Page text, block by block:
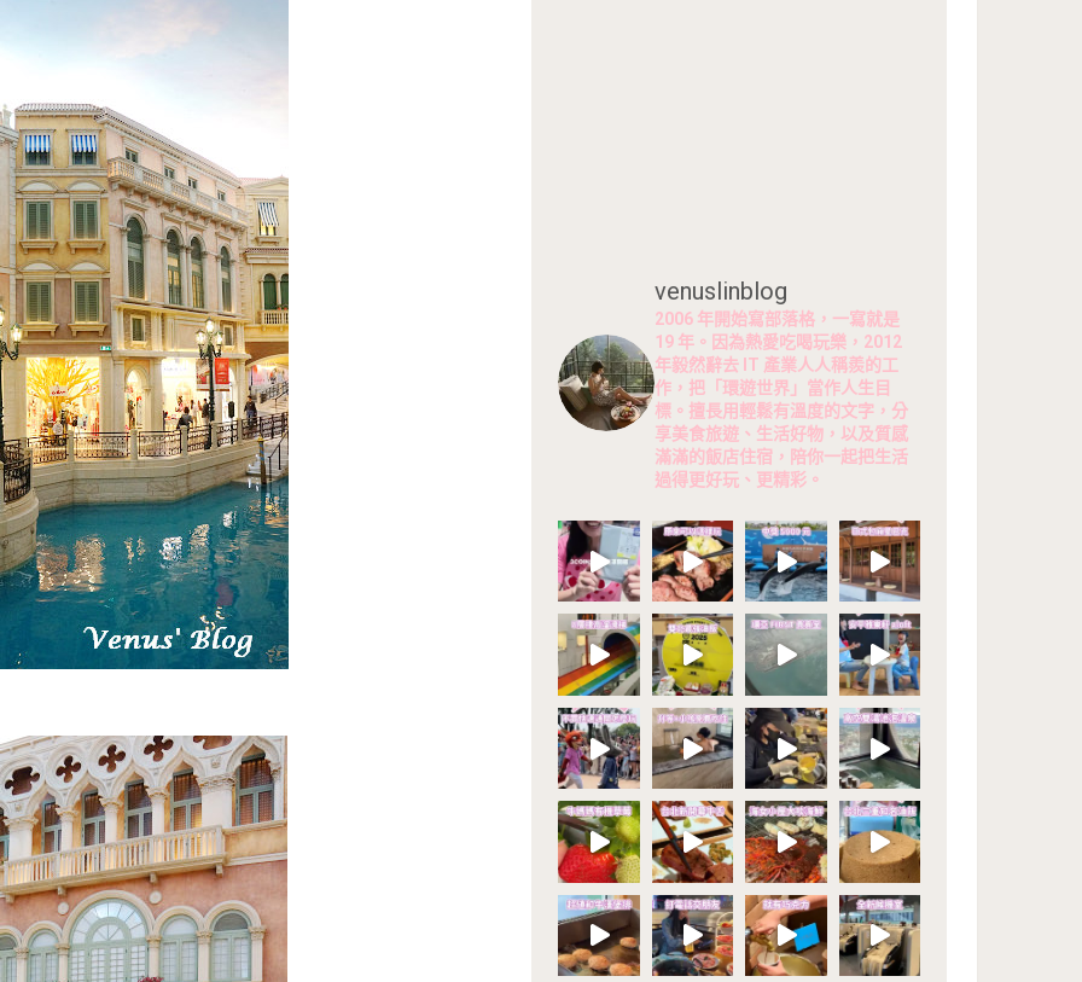
venuslinblog
2006 年開始寫部落格，一寫就是
19 年。因為熱愛吃喝玩樂，2012
年毅然辭去 IT 產業人人稱羨的工
作，把「環遊世界」當作人生目
標。擅長用輕鬆有溫度的文字，分
享美食旅遊、生活好物，以及質感
滿滿的飯店住宿，陪你一起把生活
過得更好玩、更精彩。